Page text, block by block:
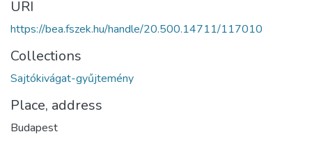
URI
https://bea.fszek.hu/handle/20.500.14711/117010
Collections
Sajtókivágat-gyűjtemény
Place, address
Budapest